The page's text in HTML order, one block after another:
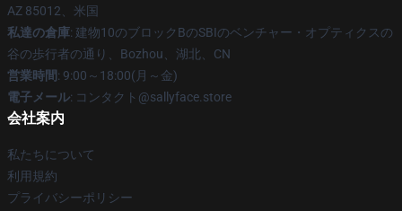
AZ 85012、米国
私達の倉庫: 建物10のブロックBのSBIのベンチャー・オプティクスの
谷の歩行者の通り、Bozhou、湖北、CN
営業時間: 9:00～18:00(月～金)
電子メール: コンタクト@sallyface.store
会社案内
私たちについて
利用規約
プライバシーポリシー